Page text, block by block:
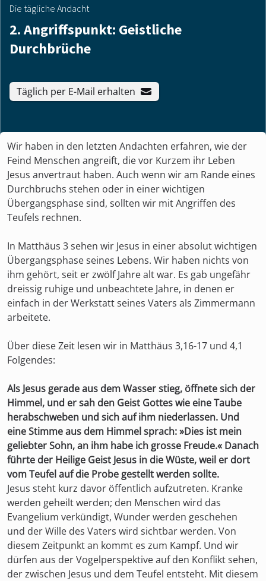
Die tägliche Andacht
2. Angriffspunkt: Geistliche
Durchbrüche
Täglich per E-Mail erhalten
Wir haben in den letzten Andachten erfahren, wie der
Feind Menschen angreift, die vor Kurzem ihr Leben
Jesus anvertraut haben. Auch wenn wir am Rande eines
Durchbruchs stehen oder in einer wichtigen
Übergangsphase sind, sollten wir mit Angriffen des
Teufels rechnen.
In Matthäus 3 sehen wir Jesus in einer absolut wichtigen
Übergangsphase seines Lebens. Wir haben nichts von
ihm gehört, seit er zwölf Jahre alt war. Es gab ungefähr
dreissig ruhige und unbeachtete Jahre, in denen er
einfach in der Werkstatt seines Vaters als Zimmermann
arbeitete.
Über diese Zeit lesen wir in Matthäus 3,16-17 und 4,1
Folgendes:
Als Jesus gerade aus dem Wasser stieg, öffnete sich der
Himmel, und er sah den Geist Gottes wie eine Taube
herabschweben und sich auf ihm niederlassen. Und
eine Stimme aus dem Himmel sprach: »Dies ist mein
geliebter Sohn, an ihm habe ich grosse Freude.« Danach
führte der Heilige Geist Jesus in die Wüste, weil er dort
vom Teufel auf die Probe gestellt werden sollte.
Jesus steht kurz davor öffentlich aufzutreten. Kranke
werden geheilt werden; den Menschen wird das
Evangelium verkündigt, Wunder werden geschehen
und der Wille des Vaters wird sichtbar werden. Von
diesem Zeitpunkt an kommt es zum Kampf. Und wir
dürfen aus der Vogelperspektive auf den Konflikt sehen,
der zwischen Jesus und dem Teufel entsteht. Mit diesem